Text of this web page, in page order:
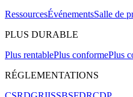
RessourcesÉvénementsSalle de
PLUS DURABLE
Plus rentablePlus conformePlus
RÉGLEMENTATIONS